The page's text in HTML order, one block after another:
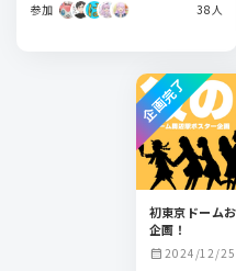
参加 38人
初東京ドーム
企画！
calendar_month 2024/12/25
企画完了